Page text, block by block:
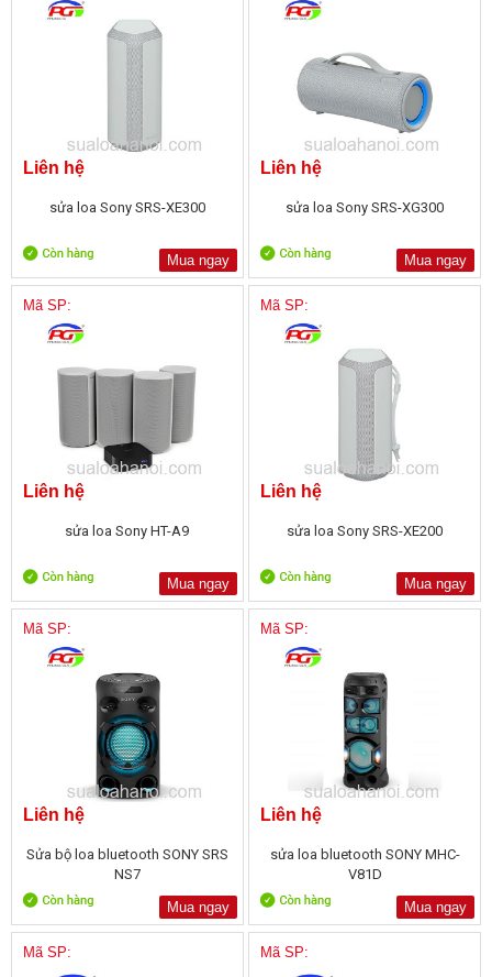
Liên hệ
sửa loa Sony SRS-XE300
Mua ngay
Liên hệ
sửa loa Sony SRS-XG300
Mua ngay
Mã SP:
Liên hệ
sửa loa Sony HT-A9
Mua ngay
Mã SP:
Liên hệ
sửa loa Sony SRS-XE200
Mua ngay
Mã SP:
Liên hệ
Sửa bộ loa bluetooth SONY SRS
NS7
Mua ngay
Mã SP:
Liên hệ
sửa loa bluetooth SONY MHC-
V81D
Mua ngay
Mã SP: Mã SP: